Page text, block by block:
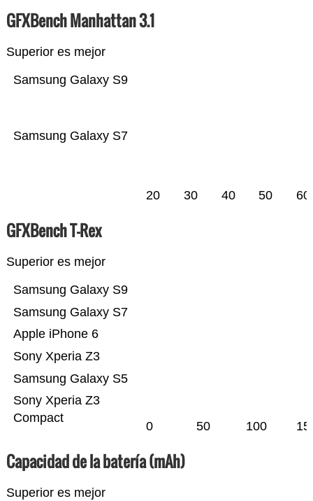
GFXBench Manhattan 3.1
Superior es mejor
Samsung Galaxy S7
Samsung Galaxy S9
20 30 40 50 60
GFXBench T-Rex
Superior es mejor
Sony Xperia Z3
Compact
Samsung Galaxy S5
Sony Xperia Z3
Apple iPhone 6
Samsung Galaxy S7
Samsung Galaxy S9
0 50 100
Capacidad de la batería (mAh)
Superior es mejor